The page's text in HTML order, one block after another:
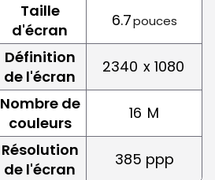
Taille
d'écran
6.7pouces
Définition
de l'écran
2340 x 1080
Nombre de
couleurs
16 M
Résolution
de l'écran
385 ppp